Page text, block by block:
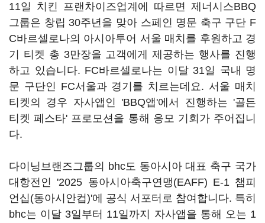
11일 치킨 프랜차이즈업계에 따르면 제너시스BBQ
그룹은 창립 30주년을 맞아 스페인 명문 축구 구단 F
C바르셀로나의 아시아투어 서울 매치를 후원하고 경
기 티켓 총 3만장을 고객에게 제공하는 행사를 진행
하고 있습니다. FC바르셀로나는 이달 31일 국내 명
문 구단인 FC서울과 경기를 치르는데요. 서울 매치
티켓의 경우 자사앱인 'BBQ앱'에서 진행하는 '골든
티켓 페스타' 프로모션을 통해 응모 기회가 주어집니
다.
다이닝브랜즈그룹의 bhc도 동아시아 대표 축구 국가
대항전인 '2025 동아시아축구연맹(EAFF) E-1 챔피
언십(동아시안컵)'에 공식 서포터로 참여합니다. 특히
bhc는 이달 3일부터 11일까지 자사앱을 통해 오는 1